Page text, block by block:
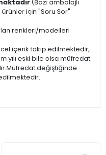
(Bazı ambalajlı
için "Soru Sor"
renkleri/modelleri
içerik takip edilmektedir,
yılı eski bile olsa müfredat
değiştiğinde